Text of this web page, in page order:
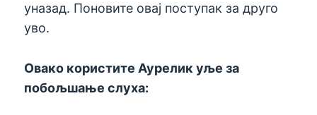
уназад. Поновите овај поступак за друго
уво.
Овако користите Аурелик уље за
побољшање слуха: